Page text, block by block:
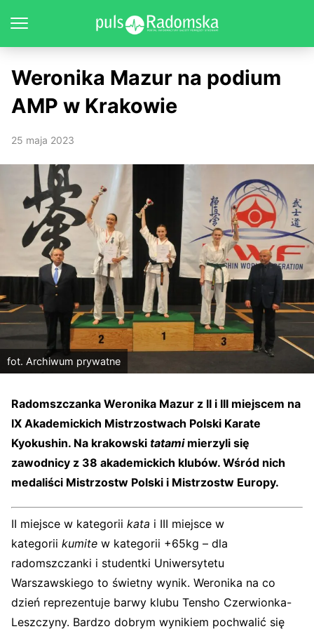
Weronika Mazur na podium
AMP w Krakowie
25 maja 2023
fot. Archiwum prywatne
Radomszczanka Weronika Mazur z II i III miejscem na
IX Akademickich Mistrzostwach Polski Karate
Kyokushin. Na krakowski tatami mierzyli się
zawodnicy z 38 akademickich klubów. Wśród nich
medaliści Mistrzostw Polski i Mistrzostw Europy.
II miejsce w kategorii kata i III miejsce w
kategorii kumite w kategorii +65kg – dla
radomszczanki i studentki Uniwersytetu
Warszawskiego to świetny wynik. Weronika na co
dzień reprezentuje barwy klubu Tensho Czerwionka-
Leszczyny. Bardzo dobrym wynikiem pochwalić się